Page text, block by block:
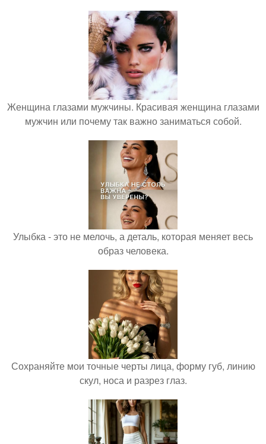
Женщина глазами мужчины. Красивая женщина глазами
мужчин или почему так важно заниматься собой.
Улыбка - это не мелочь, а деталь, которая меняет весь
образ человека.
Сохраняйте мои точные черты лица, форму губ, линию
скул, носа и разрез глаз.